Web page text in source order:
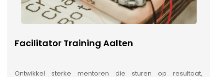
Facilitator Training Aalten
Ontwikkel sterke mentoren die sturen op resultaat,